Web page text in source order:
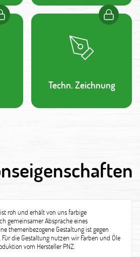
Techn. Zeichnung
roh und erhält von uns farbige
gemeinsamer Absprache eines
themenbezogene Gestaltung ist gegen
die Gestaltung nutzen wir Farben und Öle
vom Hersteller PNZ.